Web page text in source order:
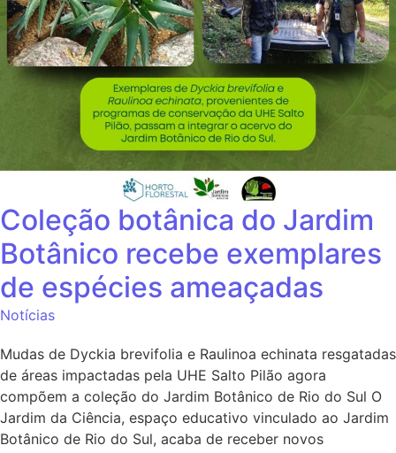
Coleção botânica do Jardim
Botânico recebe exemplares
de espécies ameaçadas
Notícias
Mudas de Dyckia brevifolia e Raulinoa echinata resgatadas
de áreas impactadas pela UHE Salto Pilão agora
compõem a coleção do Jardim Botânico de Rio do Sul O
Jardim da Ciência, espaço educativo vinculado ao Jardim
Botânico de Rio do Sul, acaba de receber novos